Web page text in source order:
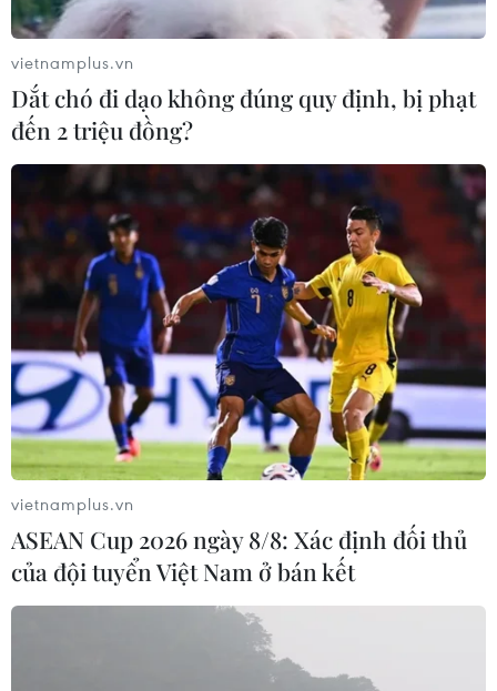
Học sinh Hà Nội nghỉ học đến hết tháng 2,
đi học trở lại từ 2/3
21/02/2020 10:01
Chủ tịch Ủy ban Nhân dân thành phố Hà Nội đã quyết
định đồng ý với đề xuất cho học sinh, sinh viên Hà Nội
nghỉ học hết tháng 2/2019 do tình hình dịch bệnh
COVID-19 vẫn phức tạp.
vietnamplus.vn
Dắt chó đi dạo không đúng quy định, bị phạt
đến 2 triệu đồng?
vietnamplus.vn
ASEAN Cup 2026 ngày 8/8: Xác định đối thủ
của đội tuyển Việt Nam ở bán kết